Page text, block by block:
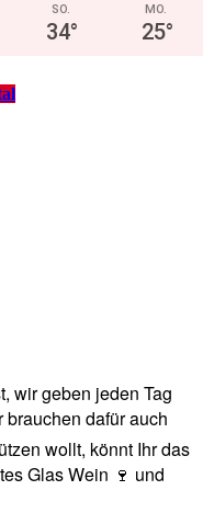
SO.
34°
MO.
25°
wir geben jeden Tag
brauchen dafür auch
wollt, könnt Ihr das
Glas Wein 🍷 und